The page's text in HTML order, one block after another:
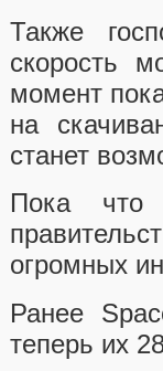
Также
скорость
момент
на
станет
Пока что
огромных
Ранее
теперь их